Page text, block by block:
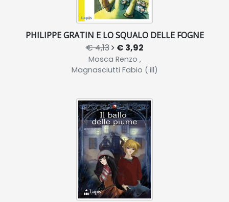
PHILIPPE GRATIN E LO SQUALO DELLE FOGNE
€ 4,13 € 3,92
Mosca Renzo ,
Magnasciutti Fabio (.ill)